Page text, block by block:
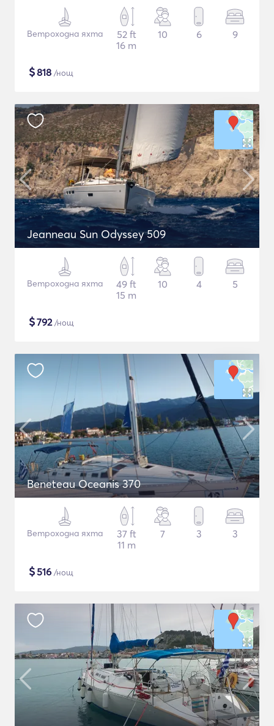
Ветроходна яхта
52 ft
16 m
10 6 9
$818 /нощ
Jeanneau Sun Odyssey 509
Ветроходна яхта
49 ft
15 m
10 4 5
$792/нощ
Beneteau Oceanis 370
Ветроходна яхта
37 ft
11 m
7 3 3
$516 /нощ